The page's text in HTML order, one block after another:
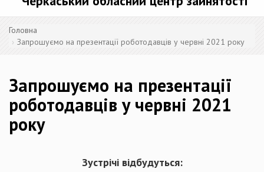
Головна
Запрошуємо на презентації роботодавців у червні 2021 року
Запрошуємо на презентації
роботодавців у червні 2021
року
Зустрічі відбудуться: